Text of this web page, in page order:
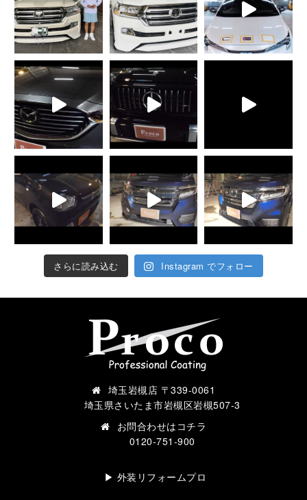
さらに読み込む Instagram でフォロー
埼玉岩槻店 〒339-0061
埼玉県さいたま市岩槻区岩槻507-3
お問合わせは コチラ
0120-751-900
▶︎ 外装リフォームプロ